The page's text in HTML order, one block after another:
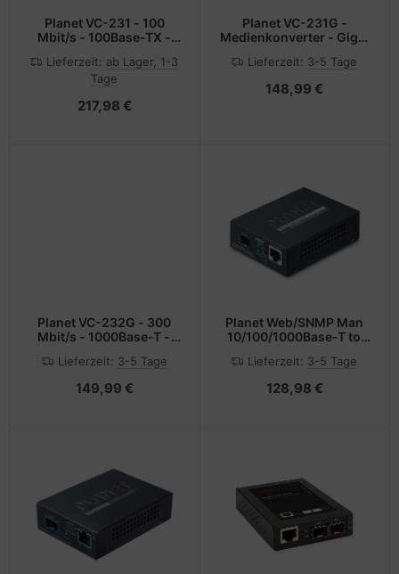
Planet VC-231 - 100
Mbit/s - 100Base-TX -
802.3u,IEEE 802.3x -
Schnelles Ethernet -
Halb
Lieferzeit: ab Lager, 1-3
Tage
217,98 €
Planet VC-231G -
Medienkonverter - GigE,
Lieferzeit: 3-5 Tage
148,99 €
Planet VC-232G - 300
Mbit/s - 1000Base-T -
100,1000 Mbit/s -
Lieferzeit: 3-5 Tage
149,99 €
Planet Web/SNMP Man
10/100/1000Base-T to
Glasfaser (LWL)
Lieferzeit: 3-5 Tage
128,98 €